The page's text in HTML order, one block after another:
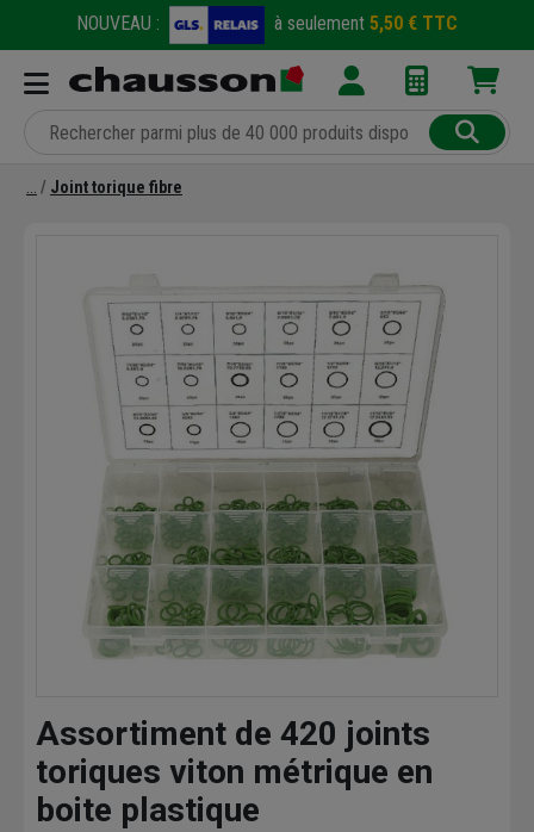
NOUVEAU : à seulement 5,50 € TTC
Joint torique fibre
Assortiment de 420 joints
toriques viton métrique en
boite plastique